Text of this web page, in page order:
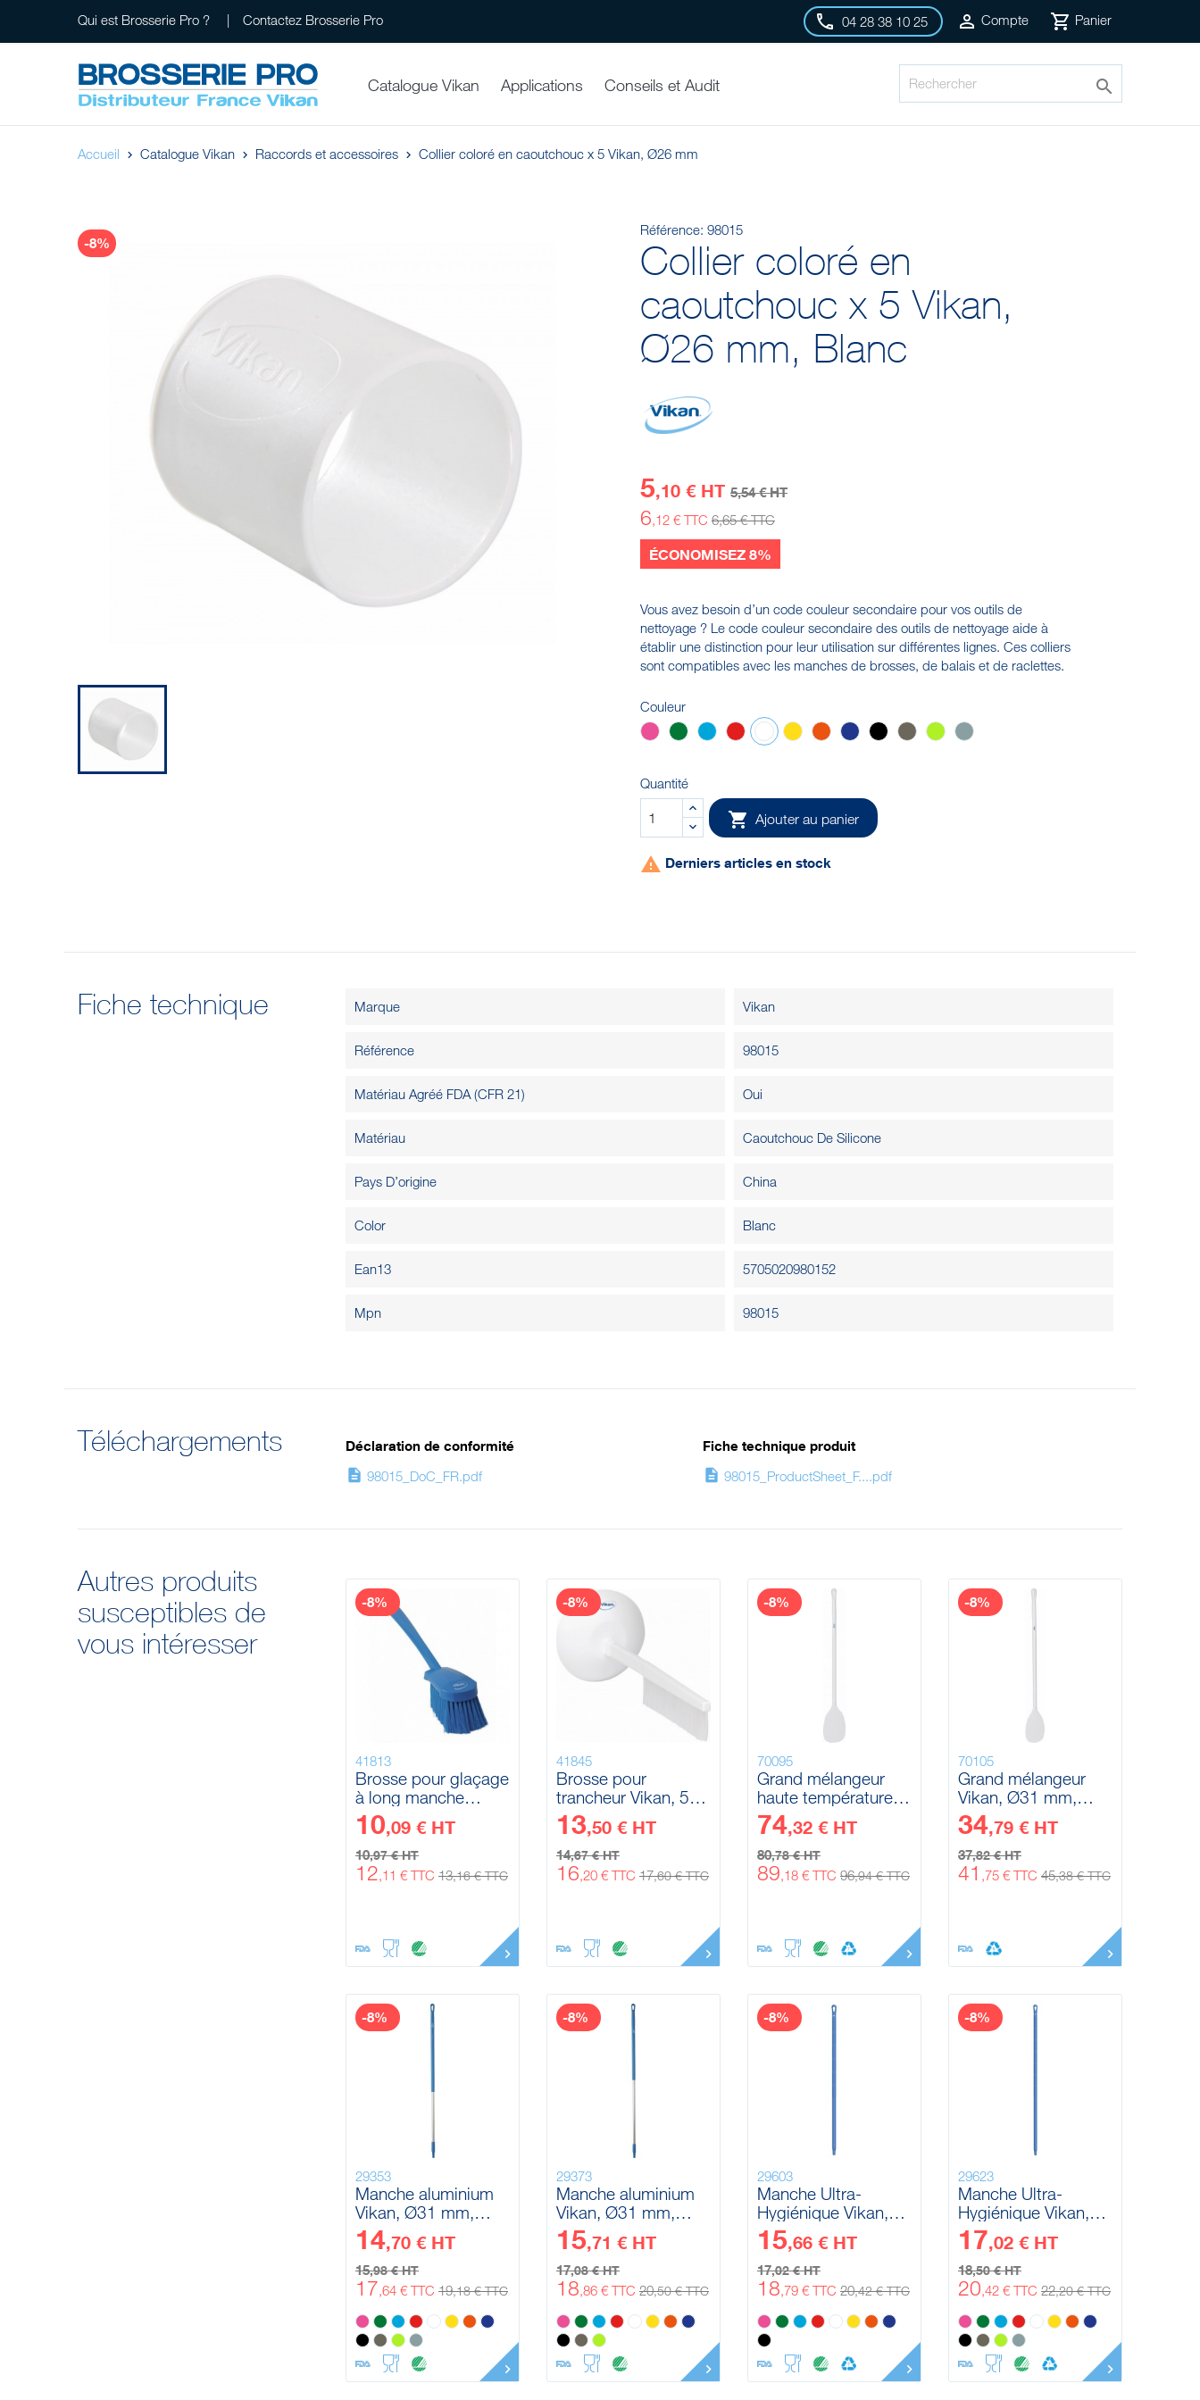
Qui est Brosserie Pro ? Contactez Brosserie Pro  04 28 38 10 25  Compte  Panier
Catalogue Vikan Applications Conseils et Audit 
Accueil Catalogue Vikan Raccords et accessoires Collier coloré en caoutchouc x 5 Vikan, Ø26 mm
-8%
Référence: 98015
Collier coloré en
caoutchouc x 5 Vikan,
Ø26 mm, Blanc
5,10 € HT 5,54 € HT
6,12 € TTC 6,65 € TTC
ÉCONOMISEZ 8%
Vous avez besoin d’un code couleur secondaire pour vos outils de
nettoyage ? Le code couleur secondaire des outils de nettoyage aide à
établir une distinction pour leur utilisation sur différentes lignes. Ces colliers
sont compatibles avec les manches de brosses, de balais et de raclettes.
Couleur
Quantité
 Ajouter au panier
 Derniers articles en stock
Fiche technique Marque Vikan
Référence 98015
Matériau Agréé FDA (CFR 21) Oui
Matériau Caoutchouc De Silicone
Pays D’origine China
Color Blanc
Ean13 5705020980152
Mpn 98015
Téléchargements Déclaration de conformité
description 98015_DoC_FR.pdf
Fiche technique produit
description 98015_ProductSheet_F....pdf
Autres produits
susceptibles de
vous intéresser
41813
Brosse pour glaçage
à long manche
Vikan, 415 mm,
Souple
10,09 € HT
10,97 € HT
12,11 € TTC 13,16 € TTC
-8%
41845
Brosse pour
trancheur Vikan, 500
mm, Medium
13,50 € HT
14,67 € HT
16,20 € TTC 17,60 € TTC
-8%
70095
Grand mélangeur
haute température
Vikan, Ø31 mm,
1180 mm
74,32 € HT
80,78 € HT
89,18 € TTC 96,94 € TTC
-8%
70105
Grand mélangeur
Vikan, Ø31 mm,
1190 mm
34,79 € HT
37,82 € HT
41 ,75 € TTC 45,38 € TTC
-8%
29353
Manche aluminium
Vikan, Ø31 mm,
1310 mm
14,70 € HT
15,98 € HT
17,64 € TTC 19,18 € TTC
-8%
29373
Manche aluminium
Vikan, Ø31 mm,
1510 mm
15,71 € HT
17,08 € HT
18,86 € TTC 20,50 € TTC
-8%
29603
Manche Ultra-
Hygiénique Vikan,
Ø32 mm, 1300 mm
15,66 € HT
17,02 € HT
18,79 € TTC 20,42 € TTC
-8%
29623
Manche Ultra-
Hygiénique Vikan,
Ø32 mm, 1500 mm
17,02 € HT
18,50 € HT
20,42 € TTC 22,20 € TTC
-8%